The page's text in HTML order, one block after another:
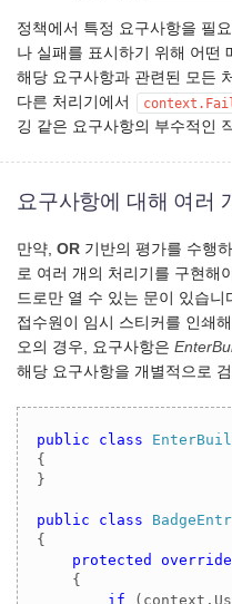
정책에서 특정 요구사항을 필
나 실패를 표시하기 위해 어떤
해당 요구사항과 관련된 모든
다른 처리기에서
깅 같은 요구사항의 부수적인
요구사항에 대해 여러
만약, OR 기반의 평가를 수행
로 여러 개의 처리기를 구현해
드로만 열 수 있는 문이 있습니
접수원이 임시 스티커를 인쇄
오의 경우, 요구사항은
해당 요구사항을 개별적으로
public class
{
}
public class
{
protected
override
    {
if